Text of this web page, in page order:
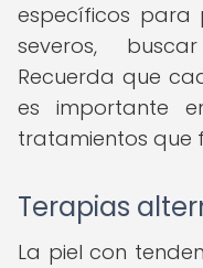
específicos para
severos,
Recuerda que
es importante
tratamientos que
Terapias
La piel con